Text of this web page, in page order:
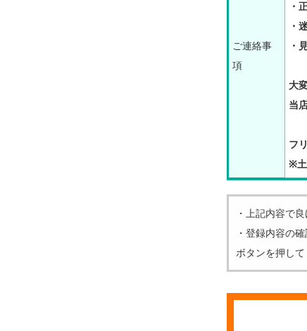
ご連絡事
項
・
・
・
大
当
フ
※土
・上記内容で
・登録内容の
ボタンを押し